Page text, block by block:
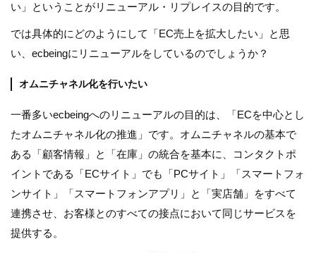
い」ということがリニューアル・リプレイスの目的です。
では具体的にどのようにして「EC売上を拡大したい」と思
い、ecbeingにリニューアルをしているのでしょうか？
オムニチャネル化を行いたい
一番多いecbeingへのリニューアルの目的は、「ECを中心とし
たオムニチャネル化の推進」です。オムニチャネルの基本で
ある「顧客情報」と「在庫」の統合を基本に、コンタクトポ
イントである「ECサイト」でも「PCサイト」「スマートフォ
ンサイト」「スマートフォンアプリ」と「実店舗」をすべて
連携させ、お客様とのすべての接点において同じサービスを
提供する。